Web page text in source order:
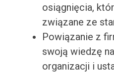
osiągnięcia,
związane ze
Powiązanie z
swoją wiedzę
organizacji i